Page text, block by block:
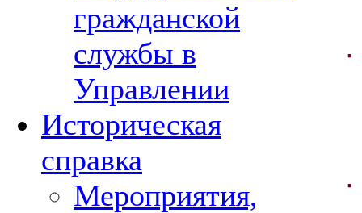
гражданской
службы в
Управлении
Историческая
справка
Мероприятия,
·
·